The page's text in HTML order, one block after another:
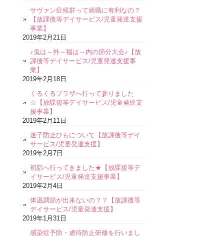
サヴァン症候群って就職に有利なの？
【放課後等デイサービス/児童発達支援
事業】
2019年2月21日
♪鬼は～外～福は～内の節分大会♪【放
課後等デイサービス/児童発達支援事
業】
2019年2月18日
くるくるプラザへ行って参りました
☆【放課後等デイサービス/児童発達支
援事業】
2019年2月11日
迷子防止ひもについて【放課後等デイ
サービス/児童発達支援】
2019年2月7日
初詣へ行ってきました★【放課後等デ
イサービス/児童発達支援事業】
2019年2月4日
体温調節が出来ないの？？【放課後等
デイサービス/児童発達支援】
2019年1月31日
感染症予防・虐待防止研修を行いまし